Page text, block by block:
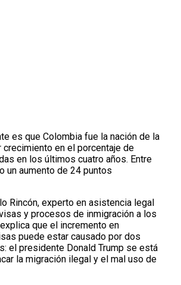
es que Colombia fue la nación de la
crecimiento en el porcentaje de
en los últimos cuatro años. Entre
un aumento de 24 puntos
Rincón, experto en asistencia legal
y procesos de inmigración a los
que el incremento en
puede estar causado por dos
el presidente Donald Trump se está
la migración ilegal y el mal uso de